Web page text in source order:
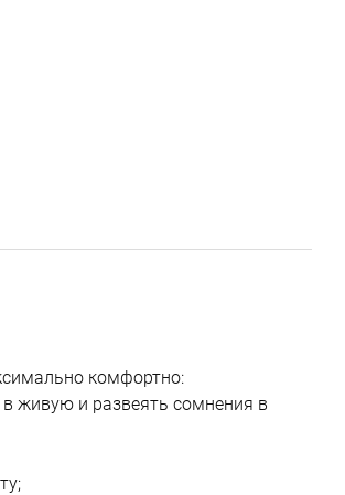
комфортно:
живую и развеять сомнения в